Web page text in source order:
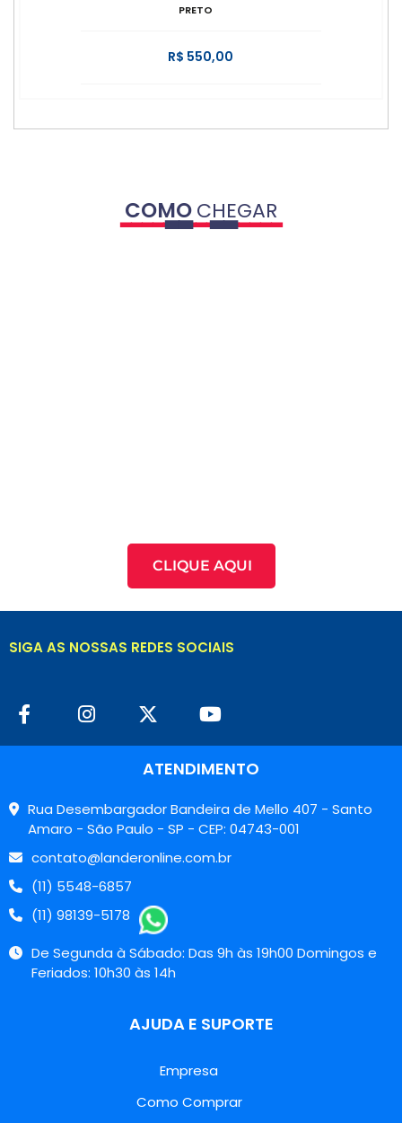
PRETO
R$ 550,00
COMOCHEGAR
CLIQUE AQUI
SIGA AS NOSSAS REDES SOCIAIS
ATENDIMENTO
Rua Desembargador Bandeira de Mello 407 - Santo
Amaro - São Paulo - SP - CEP: 04743-001
contato@landeronline.com.br
(11) 5548-6857
(11) 98139-5178
De Segunda à Sábado: Das 9h às 19h00 Domingos e
Feriados: 10h30 às 14h
AJUDA E SUPORTE
Empresa
Como Comprar